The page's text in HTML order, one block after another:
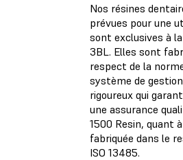
Nos résines
prévues pour une
sont exclusives à
3BL. Elles sont
respect de la
système de
rigoureux qui
une assurance
1500 Resin, quant
fabriquée dans le
ISO 13485.